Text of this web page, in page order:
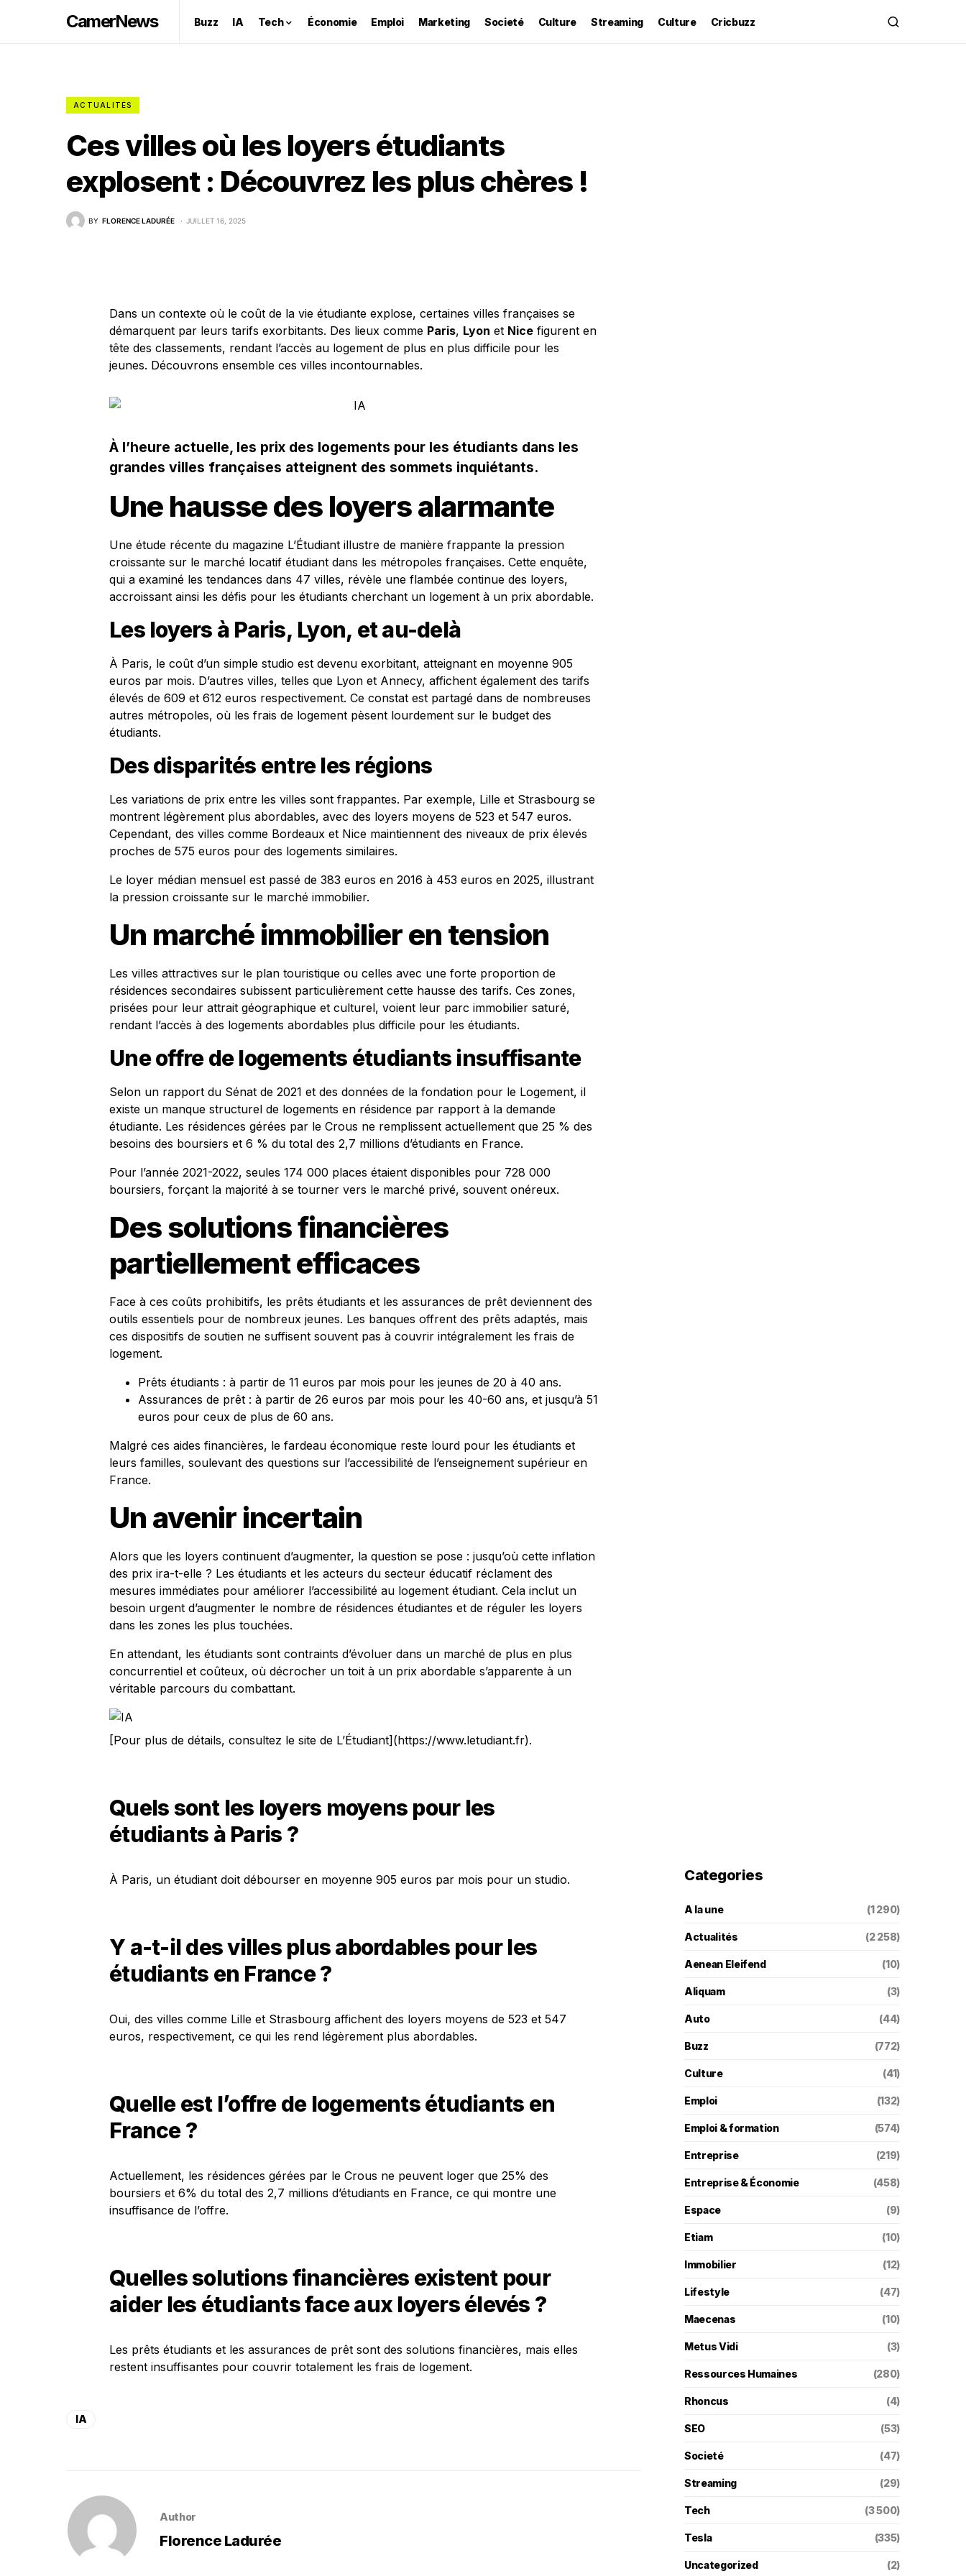
CamerNews Buzz IA Tech Économie Emploi Marketing Societé Culture Streaming Culture Cricbuzz
ACTUALITÉS
Ces villes où les loyers étudiants
explosent : Découvrez les plus chères !
BY FLORENCE LADURÉE JUILLET 16, 2025
Dans un contexte où le coût de la vie étudiante explose, certaines villes françaises se
démarquent par leurs tarifs exorbitants. Des lieux comme Paris, Lyon et Nice figurent en
tête des classements, rendant l’accès au logement de plus en plus difficile pour les
jeunes. Découvrons ensemble ces villes incontournables.
À l’heure actuelle, les prix des logements pour les étudiants dans les
grandes villes françaises atteignent des sommets inquiétants.
Une hausse des loyers alarmante
Une étude récente du magazine L’Étudiant illustre de manière frappante la pression
croissante sur le marché locatif étudiant dans les métropoles françaises. Cette enquête,
qui a examiné les tendances dans 47 villes, révèle une flambée continue des loyers,
accroissant ainsi les défis pour les étudiants cherchant un logement à un prix abordable.
Les loyers à Paris, Lyon, et au-delà
À Paris, le coût d’un simple studio est devenu exorbitant, atteignant en moyenne 905
euros par mois. D’autres villes, telles que Lyon et Annecy, affichent également des tarifs
élevés de 609 et 612 euros respectivement. Ce constat est partagé dans de nombreuses
autres métropoles, où les frais de logement pèsent lourdement sur le budget des
étudiants.
Des disparités entre les régions
Les variations de prix entre les villes sont frappantes. Par exemple, Lille et Strasbourg se
montrent légèrement plus abordables, avec des loyers moyens de 523 et 547 euros.
Cependant, des villes comme Bordeaux et Nice maintiennent des niveaux de prix élevés
proches de 575 euros pour des logements similaires.
Le loyer médian mensuel est passé de 383 euros en 2016 à 453 euros en 2025, illustrant
la pression croissante sur le marché immobilier.
Un marché immobilier en tension
Les villes attractives sur le plan touristique ou celles avec une forte proportion de
résidences secondaires subissent particulièrement cette hausse des tarifs. Ces zones,
prisées pour leur attrait géographique et culturel, voient leur parc immobilier saturé,
rendant l’accès à des logements abordables plus difficile pour les étudiants.
Une offre de logements étudiants insuffisante
Selon un rapport du Sénat de 2021 et des données de la fondation pour le Logement, il
existe un manque structurel de logements en résidence par rapport à la demande
étudiante. Les résidences gérées par le Crous ne remplissent actuellement que 25 % des
besoins des boursiers et 6 % du total des 2,7 millions d’étudiants en France.
Pour l’année 2021-2022, seules 174 000 places étaient disponibles pour 728 000
boursiers, forçant la majorité à se tourner vers le marché privé, souvent onéreux.
Des solutions financières
partiellement efficaces
Face à ces coûts prohibitifs, les prêts étudiants et les assurances de prêt deviennent des
outils essentiels pour de nombreux jeunes. Les banques offrent des prêts adaptés, mais
ces dispositifs de soutien ne suffisent souvent pas à couvrir intégralement les frais de
logement.
Prêts étudiants : à partir de 11 euros par mois pour les jeunes de 20 à 40 ans.
Assurances de prêt : à partir de 26 euros par mois pour les 40-60 ans, et jusqu’à 51
euros pour ceux de plus de 60 ans.
Malgré ces aides financières, le fardeau économique reste lourd pour les étudiants et
leurs familles, soulevant des questions sur l’accessibilité de l’enseignement supérieur en
France.
Un avenir incertain
Alors que les loyers continuent d’augmenter, la question se pose : jusqu’où cette inflation
des prix ira-t-elle ? Les étudiants et les acteurs du secteur éducatif réclament des
mesures immédiates pour améliorer l’accessibilité au logement étudiant. Cela inclut un
besoin urgent d’augmenter le nombre de résidences étudiantes et de réguler les loyers
dans les zones les plus touchées.
En attendant, les étudiants sont contraints d’évoluer dans un marché de plus en plus
concurrentiel et coûteux, où décrocher un toit à un prix abordable s’apparente à un
véritable parcours du combattant.
[Pour plus de détails, consultez le site de L’Étudiant](https://www.letudiant.fr).
Quels sont les loyers moyens pour les
étudiants à Paris ?
À Paris, un étudiant doit débourser en moyenne 905 euros par mois pour un studio.
Y a-t-il des villes plus abordables pour les
étudiants en France ?
Oui, des villes comme Lille et Strasbourg affichent des loyers moyens de 523 et 547
euros, respectivement, ce qui les rend légèrement plus abordables.
Quelle est l’offre de logements étudiants en
France ?
Actuellement, les résidences gérées par le Crous ne peuvent loger que 25% des
boursiers et 6% du total des 2,7 millions d’étudiants en France, ce qui montre une
insuffisance de l’offre.
Quelles solutions financières existent pour
aider les étudiants face aux loyers élevés ?
Les prêts étudiants et les assurances de prêt sont des solutions financières, mais elles
restent insuffisantes pour couvrir totalement les frais de logement.
IA
Author
Florence Ladurée
Categories
A la une (1 290)
Actualités (2 258)
Aenean Eleifend (10)
Aliquam (3)
Auto (44)
Buzz (772)
Culture (41)
Emploi (132)
Emploi & formation (574)
Entreprise (219)
Entreprise & Économie (458)
Espace (9)
Etiam (10)
Immobilier (12)
Lifestyle (47)
Maecenas (10)
Metus Vidi (3)
Ressources Humaines (280)
Rhoncus (4)
SEO (53)
Societé (47)
Streaming (29)
Tech (3 500)
Tesla (335)
Uncategorized (2)